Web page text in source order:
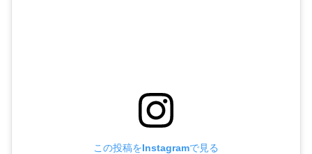
この投稿をInstagramで見る